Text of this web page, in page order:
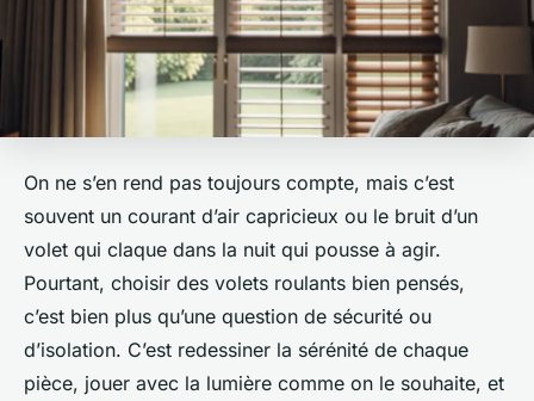
On ne s’en rend pas toujours compte, mais c’est
souvent un courant d’air capricieux ou le bruit d’un
volet qui claque dans la nuit qui pousse à agir.
Pourtant, choisir des volets roulants bien pensés,
c’est bien plus qu’une question de sécurité ou
d’isolation. C’est redessiner la sérénité de chaque
pièce, jouer avec la lumière comme on le souhaite, et